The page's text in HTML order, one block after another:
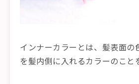
インナーカラーとは、髪表面の
を髪内側に入れるカラーのこと